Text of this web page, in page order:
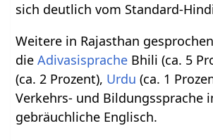
sich deutlich vom Standard-
Weitere in Rajasthan
dieAdivasisprache Bhili (ca. 5
(ca. 2 Prozent), Urdu (ca. 1
Verkehrs- und Bildungssprache
gebräuchliche Englisch.